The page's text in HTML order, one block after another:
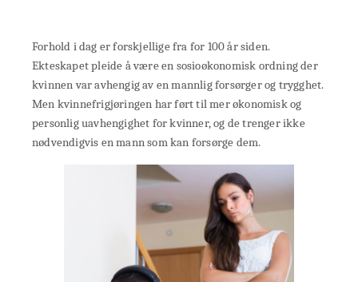
Forhold i dag er forskjellige fra for 100 år siden.
Ekteskapet pleide å være en sosioøkonomisk ordning der
kvinnen var avhengig av en mannlig forsørger og trygghet.
Men kvinnefrigjøringen har ført til mer økonomisk og
personlig uavhengighet for kvinner, og de trenger ikke
nødvendigvis en mann som kan forsørge dem.